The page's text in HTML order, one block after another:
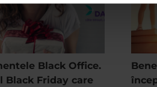
Black Office.
Black Friday care